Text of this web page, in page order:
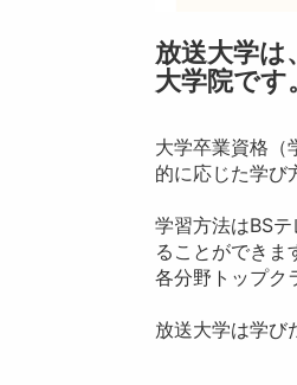
放送大学は
大学院です
大学卒業資格（
的に応じた学び
学習方法はBS
ることができま
各分野トップク
放送大学は学び